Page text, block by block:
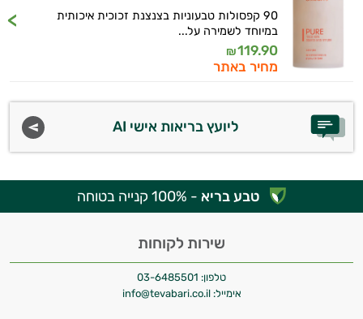
90 קפסולות טבעוניות בצנצנת זכוכית איכותית
במיוחד לשמירה על...
119.90
₪
מחיר באתר
ליועץ בריאות אישי AI
טבע בריא - 100% קנייה בטוחה
שירות לקוחות
טלפון: 03-6485501
אימייל: info@tevabari.co.il